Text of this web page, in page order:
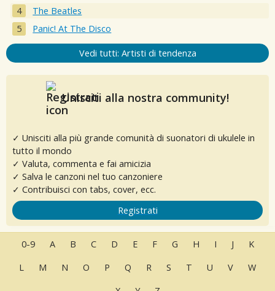
The Beatles
Panic! At The Disco
Vedi tutti: Artisti di tendenza
Unisciti alla nostra community!
✓ Unisciti alla più grande comunità di suonatori di ukulele in
tutto il mondo
✓ Valuta, commenta e fai amicizia
✓ Salva le canzoni nel tuo canzoniere
✓ Contribuisci con tabs, cover, ecc.
Registrati
0-9 A B C D E F G H I J
K
L
M N O P Q R S T U V
W